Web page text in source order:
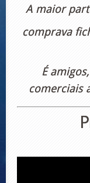
A maior
comprava
É
comerciais